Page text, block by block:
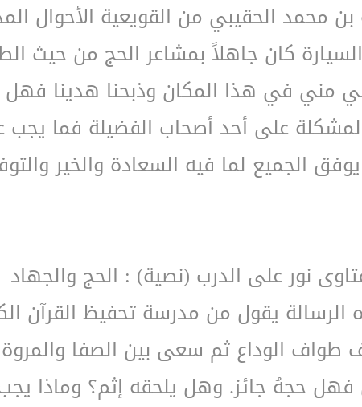
محمد الحقيبي من القويعية الأحوال
كان جاهلاً بمشاعر الحج من حيث
مني في هذا المكان وذبحنا هدينا
على أحد أصحاب الفضيلة فما
الجميع لما فيه السعادة والخير
نور على الدرب (نصية) : الحج والجهاد
يقول من مدرسة تحفيظ القرآن
طواف الوداع ثم سعى بين الصفا
حجهُ جائز. وهل يلحقه إثم؟ وماذا